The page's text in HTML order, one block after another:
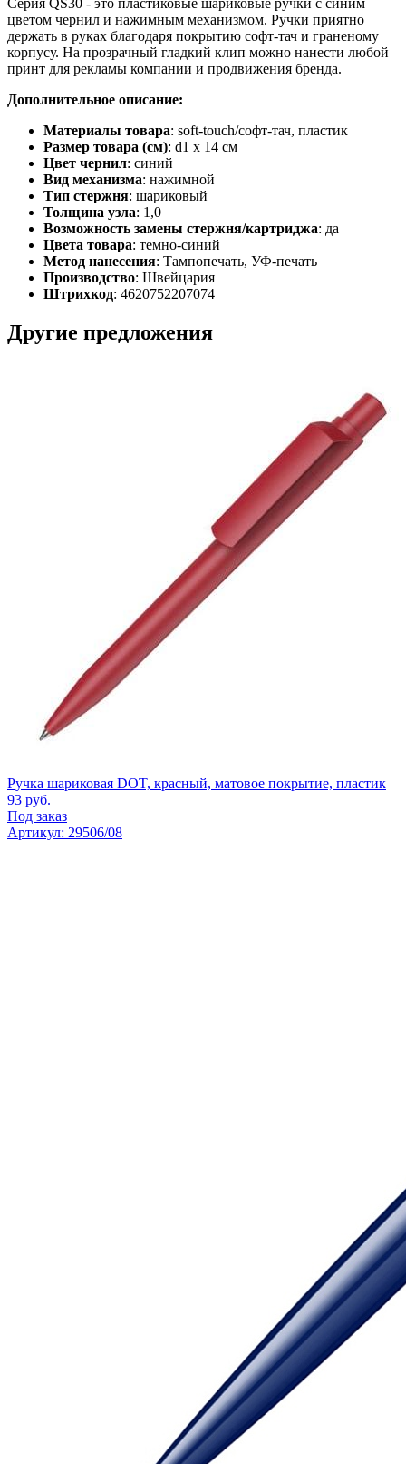
цветом чернил и нажимным механизмом. Ручки приятно
держать в руках благодаря покрытию софт-тач и граненому
корпусу. На прозрачный гладкий клип можно нанести любой
принт для рекламы компании и продвижения бренда.
Дополнительное описание:
Материалы товара: soft-touch/софт-тач, пластик
Размер товара (см): d1 х 14 см
Цвет чернил: синий
Вид механизма: нажимной
Тип стержня: шариковый
Толщина узла: 1,0
Возможность замены стержня/картриджа: да
Цвета товара: темно-синий
Метод нанесения: Тампопечать, УФ-печать
Производство: Швейцария
Штрихкод: 4620752207074
Другие предложения
Ручка шариковая DOT, красный, матовое покрытие, пластик
93 руб.
Под заказ
Артикул: 29506/08